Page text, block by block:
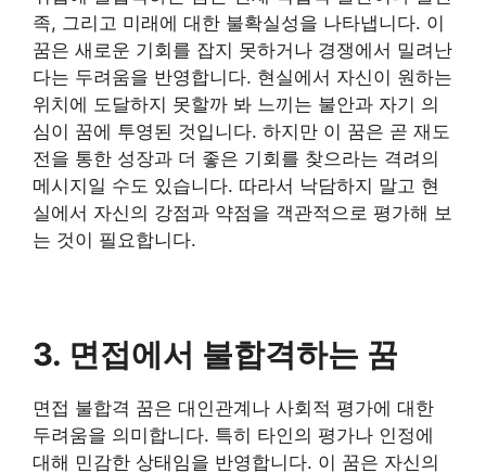
족, 그리고 미래에 대한 불확실성을 나타냅니다. 이
꿈은 새로운 기회를 잡지 못하거나 경쟁에서 밀려난
다는 두려움을 반영합니다. 현실에서 자신이 원하는
위치에 도달하지 못할까 봐 느끼는 불안과 자기 의
심이 꿈에 투영된 것입니다. 하지만 이 꿈은 곧 재도
전을 통한 성장과 더 좋은 기회를 찾으라는 격려의
메시지일 수도 있습니다. 따라서 낙담하지 말고 현
실에서 자신의 강점과 약점을 객관적으로 평가해 보
는 것이 필요합니다.
3. 면접에서 불합격하는 꿈
면접 불합격 꿈은 대인관계나 사회적 평가에 대한
두려움을 의미합니다. 특히 타인의 평가나 인정에
대해 민감한 상태임을 반영합니다. 이 꿈은 자신의